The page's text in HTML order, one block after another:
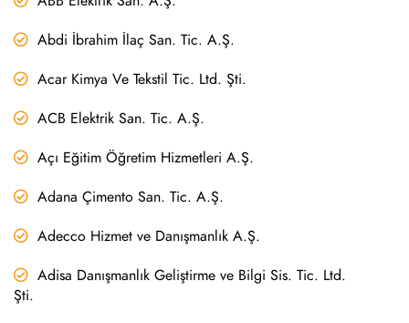
Abdi İbrahim İlaç San. Tic. A.Ş.
Acar Kimya Ve Tekstil Tic. Ltd. Şti.
ACB Elektrik San. Tic. A.Ş.
Açı Eğitim Öğretim Hizmetleri A.Ş.
Adana Çimento San. Tic. A.Ş.
Adecco Hizmet ve Danışmanlık A.Ş.
Adisa Danışmanlık Geliştirme ve Bilgi Sis. Tic. Ltd.
Şti.